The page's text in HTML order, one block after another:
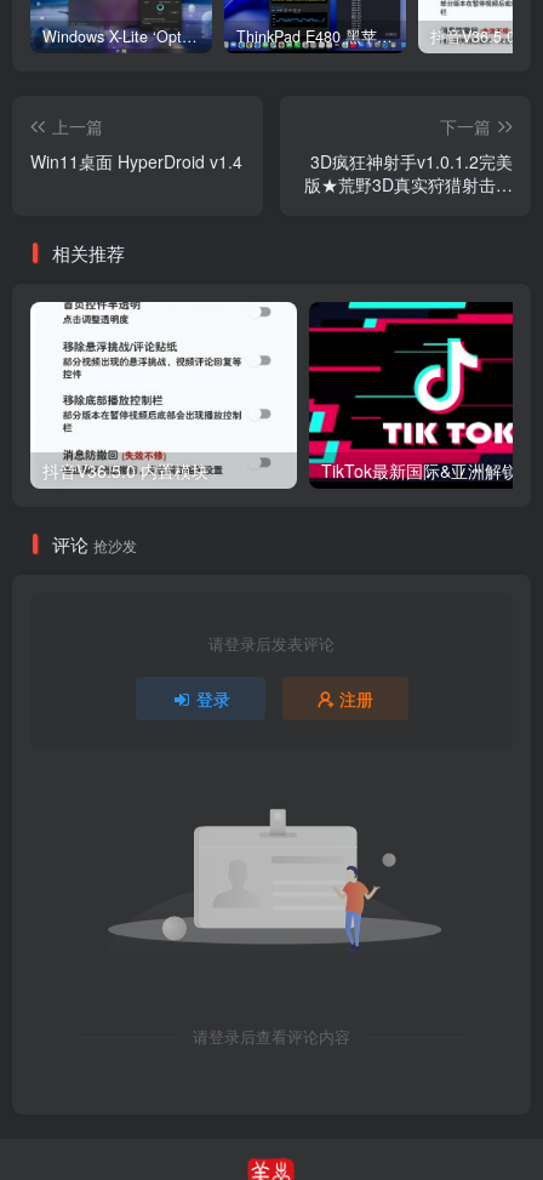
Windows X-Lite ‘Optimum 11’ 25H2 Pro v2 ThinkPad E480 黑苹果完美Tahoe的EFI分享（2026.03.01更新） 抖音V36.5.0 内
上一篇
Win11桌面 HyperDroid v1.4
下一篇
3D疯狂神射手v1.0.1.2完美
版★荒野3D真实狩猎射击游
相关推荐
抖音V36.5.0 内置模块
评论 抢沙发
请登录后发表评论
登录 注册
请登录后查看评论内容